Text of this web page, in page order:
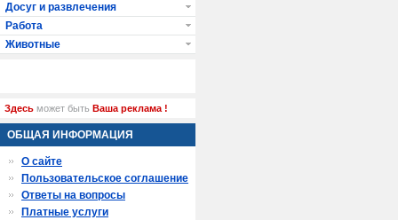
Досуг и развлечения
Работа
Животные
Здесь может быть Ваша реклама !
ОБЩАЯ ИНФОРМАЦИЯ
О сайте
Пользовательское соглашение
Ответы на вопросы
Платные услуги